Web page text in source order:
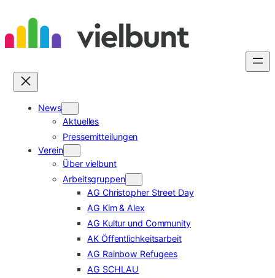
Inhalt
springen
News
Aktuelles
Pressemitteilungen
Verein
Über vielbunt
Arbeitsgruppen
AG Christopher Street Day
AG Kim & Alex
AG Kultur und Community
AK Öffentlichkeitsarbeit
AG Rainbow Refugees
AG SCHLAU